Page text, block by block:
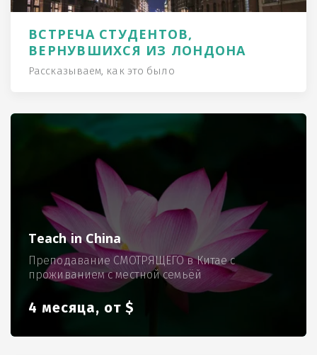
ВСТРЕЧА СТУДЕНТОВ,
ВЕРНУВШИХСЯ ИЗ ЛОНДОНА
Рассказываем, как это было
Teach in China
Преподавание СМОТРЯЩЕГО в Китае с
проживанием с местной семьёй
4 месяца, от $